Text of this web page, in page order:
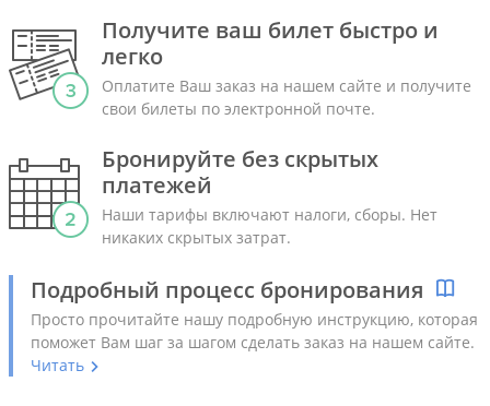
Получите ваш билет быстро и
легко
Оплатите Ваш заказ на нашем сайте и получите
свои билеты по электронной почте.
Бронируйте без скрытых
платежей
Наши тарифы включают налоги, сборы. Нет
никаких скрытых затрат.
Подробный процесс бронирования
Просто прочитайте нашу подробную инструкцию, которая
поможет Вам шаг за шагом сделать заказ на нашем сайте.
Читать